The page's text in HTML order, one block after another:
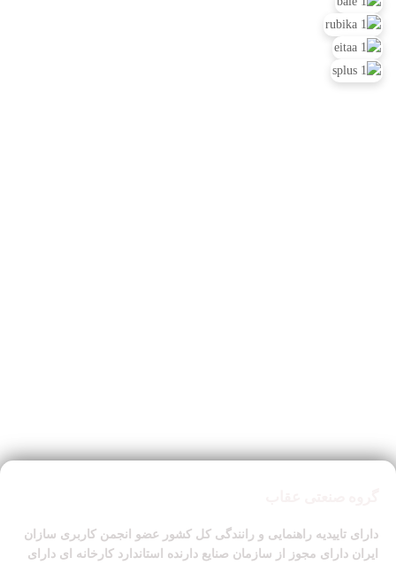
دارای تاییدیه راهنمایی و رانندگی کل کشور عضو انجمن کاربری سازان
ایران دارای مجوز از سازمان صنایع دارنده استاندارد کارخانه ای دارای